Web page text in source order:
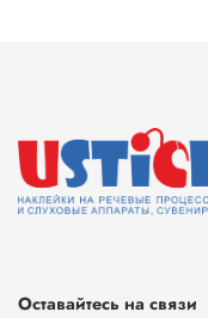
Оставайтесь на связи